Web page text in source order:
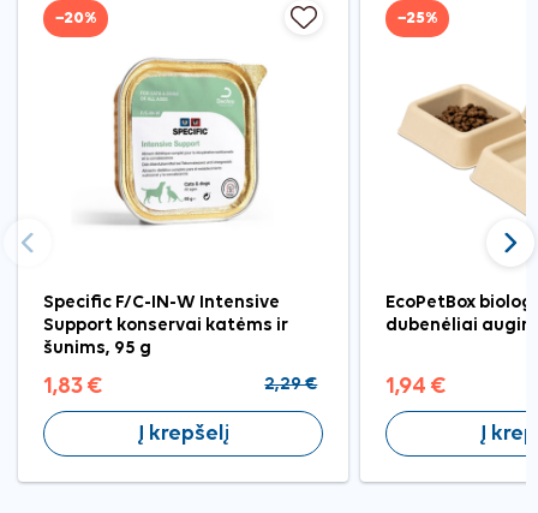
−20%
Specific F/C-IN-W Intensive
Support konservai katėms ir
šunims, 95 g
1,83 € 2,29 €
Į krepšelį
−25%
EcoPetBox
dubenėliai
1,94 €
Į
Ankstesnis